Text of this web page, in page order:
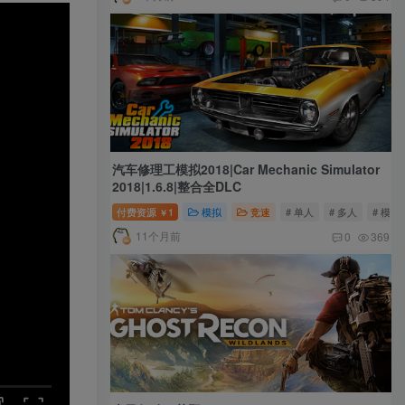
汽车修理工模拟2018|Car Mechanic Simulator
2018|1.6.8|整合全DLC
付费资源 ￥ 1 模拟 竞速 # 单人 # 多人 # 模拟
11个月前 0 369